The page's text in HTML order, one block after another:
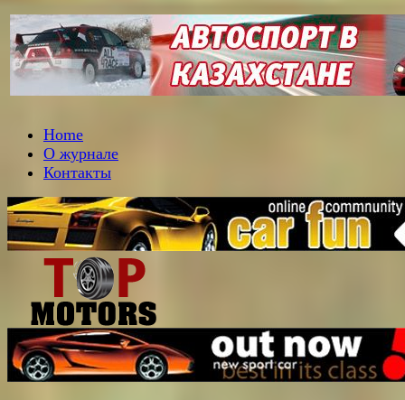
Home
О журнале
Контакты